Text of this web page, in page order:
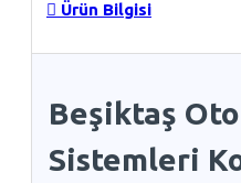
Ürün Bilgisi
Beşiktaş
Sistemleri